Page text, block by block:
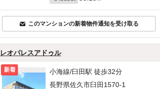
このマンションの新着物件通知を受け取る
レオパレスアドゥル
新着
小海線/臼田駅 徒歩32分
長野県佐久市臼田1570‐1